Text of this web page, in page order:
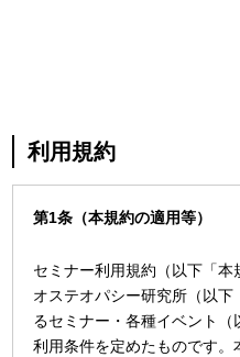
利用規約
第1条（本規約の適用等）
セミナー利用規約（以下「
オステオパシー研究所（以
るセミナー・各種イベント
利用条件を定めたものです